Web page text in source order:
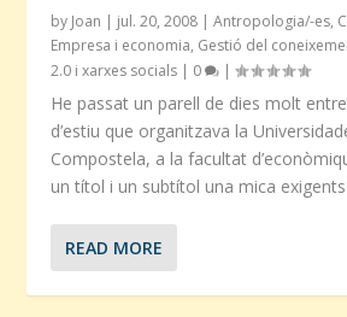
by Joan | jul. 20, 2008 |Antropologia/-es,
Empresa i economia, Gestió del
2.0 i xarxes socials | 0 |
He passat un parell de dies molt
d’estiu que organitzava la
Compostela, a la facultat
un títol i un subtítol una mica exigents
READ MORE